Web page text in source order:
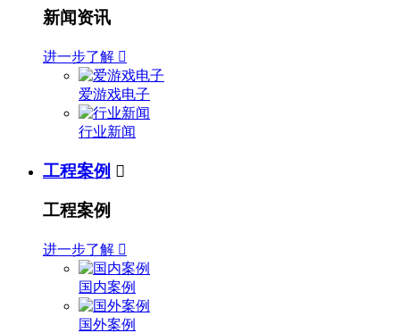
新闻资讯
进一步了解 
爱游戏电子
行业新闻
工程案例 
工程案例
进一步了解 
国内案例
国外案例